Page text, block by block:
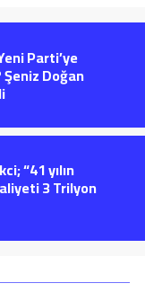
Parti’ye
Doğan
“41 yılın
3 Trilyon